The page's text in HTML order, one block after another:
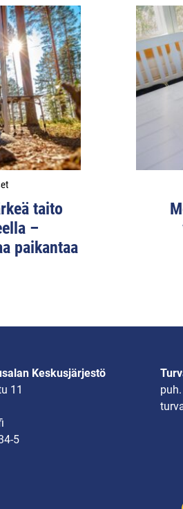
taito
–
paikantaa
Keskusjärjestö
11
5
puh.